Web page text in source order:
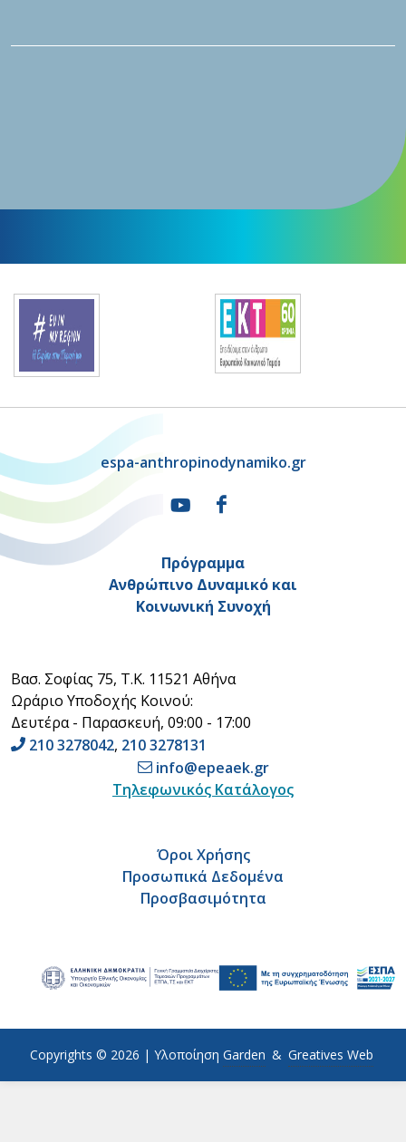
espa-anthropinodynamiko.gr
Βασ. Σοφίας 75, Τ.Κ. 11521 Αθήνα
Ωράριο Υποδοχής Κοινού:
Δευτέρα - Παρασκευή, 09:00 - 17:00
210 3278042, 210 3278131
info@epeaek.gr
Τηλεφωνικός Κατάλογος
Πρόγραμμα
Ανθρώπινο Δυναμικό και
Κοινωνική Συνοχή
Όροι Χρήσης
Προσωπικά Δεδομένα
Προσβασιμότητα
Copyrights © 2026 | Υλοποίηση Garden & Greatives Web